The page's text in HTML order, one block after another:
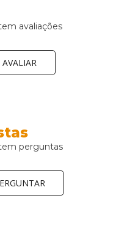
avaliações
perguntas